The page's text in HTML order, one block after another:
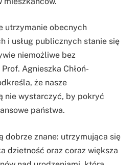
utrzymanie obecnych
i usług publicznych stanie się
niemożliwe bez
Agnieszka Chłoń-
że nasze
nie wystarczyć, by pokryć
państwa.
dobrze znane: utrzymująca się
dzietność oraz coraz większa